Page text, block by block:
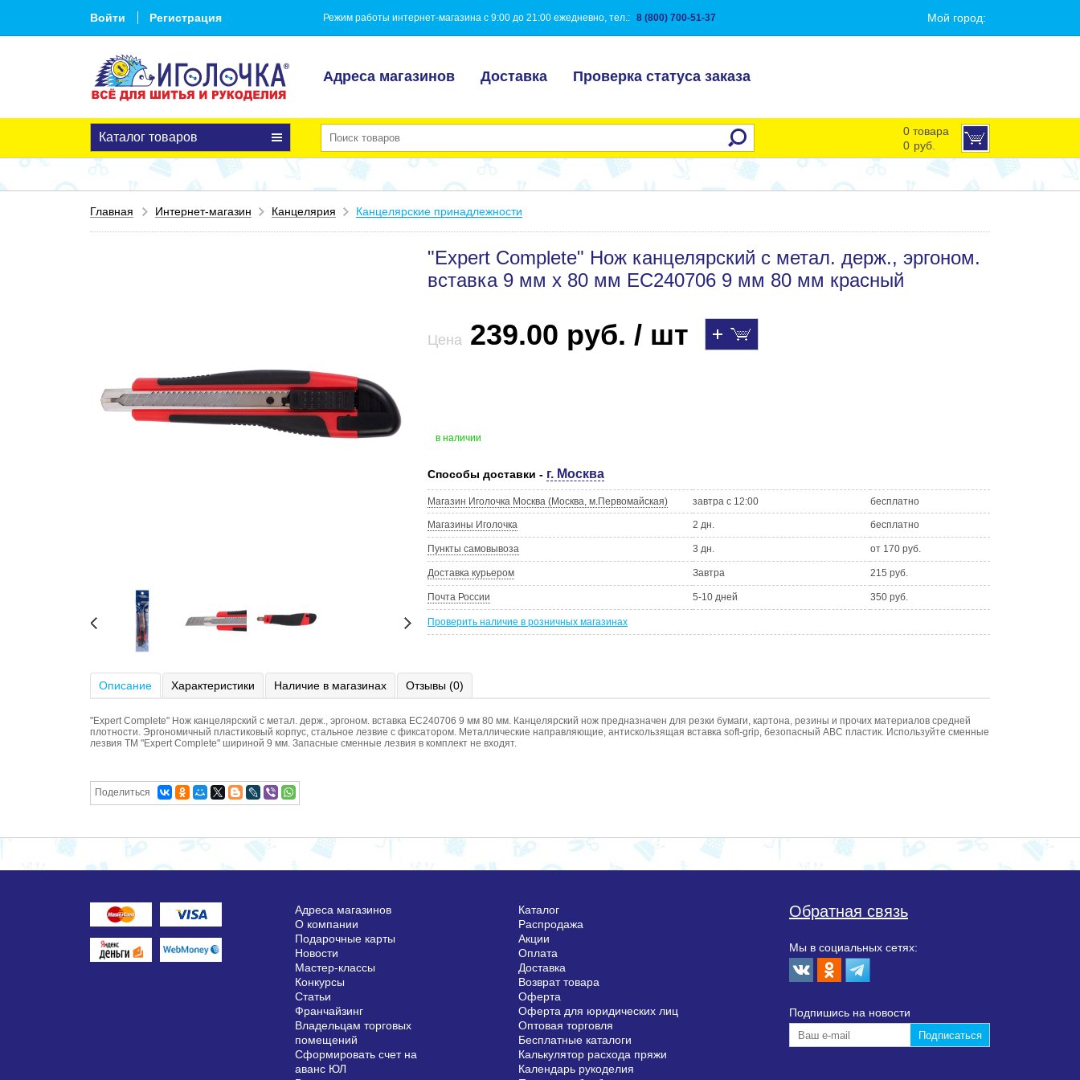
Войти Регистрация Режим работы интернет-магазина с 9:00 до 21:00 ежедневно, тел.: 8 (800) 700-51-37 Мой город:
Адреса магазинов Доставка Проверка статуса заказа
Каталог товаров
0 товара
0 руб.
Главная Интернет-магазин Канцелярия Канцелярские принадлежности
"Expert Complete" Нож канцелярский с метал. держ., эргоном.
вставка 9 мм х 80 мм EC240706 9 мм 80 мм красный
Цена 239.00 руб. / шт
в наличии
Способы доставки - г. Москва
Магазин Иголочка Москва (Москва, м.Первомайская) завтра с 12:00 бесплатно
Магазины Иголочка 2 дн. бесплатно
Пункты самовывоза 3 дн. от 170 руб.
Доставка курьером Завтра 215 руб.
Почта России 5-10 дней 350 руб.
Проверить наличие в розничных магазинах
Описание Характеристики Наличие в магазинах Отзывы (0)
"Expert Complete" Нож канцелярский с метал. держ., эргоном. вставка EC240706 9 мм 80 мм. Канцелярский нож предназначен для резки бумаги, картона, резины и прочих материалов средней
плотности. Эргономичный пластиковый корпус, стальное лезвие с фиксатором. Металлические направляющие, антискользящая вставка soft-grip, безопасный АВС пластик. Используйте сменные
лезвия ТМ "Expert Complete" шириной 9 мм. Запасные сменные лезвия в комплект не входят.
Поделиться
Адреса магазинов
О компании
Подарочные карты
Новости
Мастер-классы
Конкурсы
Статьи
Франчайзинг
Владельцам торговых
помещений
Сформировать счет на
аванс ЮЛ
Каталог
Распродажа
Акции
Оплата
Доставка
Возврат товара
Оферта
Оферта для юридических лиц
Оптовая торговля
Бесплатные каталоги
Калькулятор расхода пряжи
Календарь рукоделия
Обратная связь
Мы в социальных сетях:
Подпишиcь на новости